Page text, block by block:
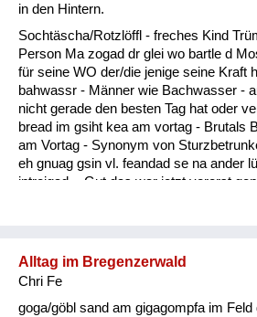
in den Hintern.
Sochtäscha/Rotzlöffl - freches Kind
Person Ma zogad dr glei wo bartle d
für seine WO der/die jenige seine Kraft
bahwassr - Männer wie Bachwasser -
nicht gerade den besten Tag hat oder
bread im gsiht kea am vortag - Brutals
am Vortag - Synonym von
eh gnuag gsin vl. feandad se na ander
intreigad. - Gut das war jetzt vorerst
Alltag im Bregenzerwald
Chri Fe
goga/göbl sand am gigagompfa im